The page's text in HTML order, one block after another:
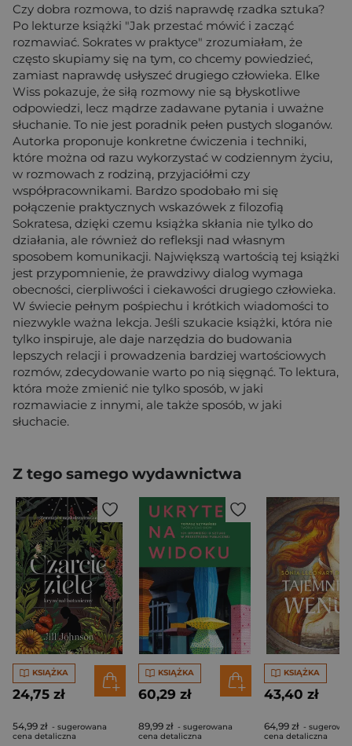
Czy dobra rozmowa, to dziś naprawdę rzadka sztuka?
Po lekturze książki "Jak przestać mówić i zacząć
rozmawiać. Sokrates w praktyce" zrozumiałam, że
często skupiamy się na tym, co chcemy powiedzieć,
zamiast naprawdę usłyszeć drugiego człowieka. Elke
Wiss pokazuje, że siłą rozmowy nie są błyskotliwe
odpowiedzi, lecz mądrze zadawane pytania i uważne
słuchanie. To nie jest poradnik pełen pustych sloganów.
Autorka proponuje konkretne ćwiczenia i techniki,
które można od razu wykorzystać w codziennym życiu,
w rozmowach z rodziną, przyjaciółmi czy
współpracownikami. Bardzo spodobało mi się
połączenie praktycznych wskazówek z filozofią
Sokratesa, dzięki czemu książka skłania nie tylko do
działania, ale również do refleksji nad własnym
sposobem komunikacji. Największą wartością tej książki
jest przypomnienie, że prawdziwy dialog wymaga
obecności, cierpliwości i ciekawości drugiego człowieka.
W świecie pełnym pośpiechu i krótkich wiadomości to
niezwykle ważna lekcja. Jeśli szukacie książki, która nie
tylko inspiruje, ale daje narzędzia do budowania
lepszych relacji i prowadzenia bardziej wartościowych
rozmów, zdecydowanie warto po nią sięgnąć. To lektura,
która może zmienić nie tylko sposób, w jaki
rozmawiacie z innymi, ale także sposób, w jaki
słuchacie.
Z tego samego wydawnictwa
KSIĄŻKA
24,75 zł
54,99 zł - sugerowana
cena detaliczna
KSIĄŻKA
60,29 zł
89,99 zł - sugerowana
cena detaliczna
KSIĄŻKA
43,40 zł
64,99 zł -
cena detaliczna